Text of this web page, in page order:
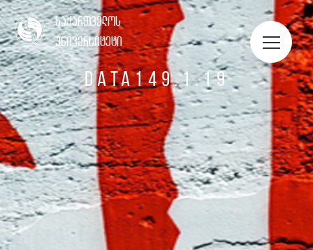
ᲡᲢᲣᲓᲔᲜᲢᲔᲑᲘᲡ ᲞᲝᲠᲢᲤᲝᲚᲘᲝ
საქართველოს
უნივერსიტეტი
DATA149.1.19